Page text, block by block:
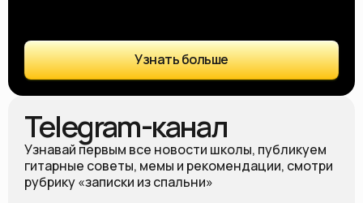
Узнать больше
Telegram-канал
Узнавай первым все новости школы, публикуем
гитарные советы, мемы и рекомендации, смотри
рубрику «записки из спальни»